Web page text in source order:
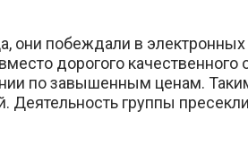
они побеждали в электронных
дорогого качественного
по завышенным ценам.
группы